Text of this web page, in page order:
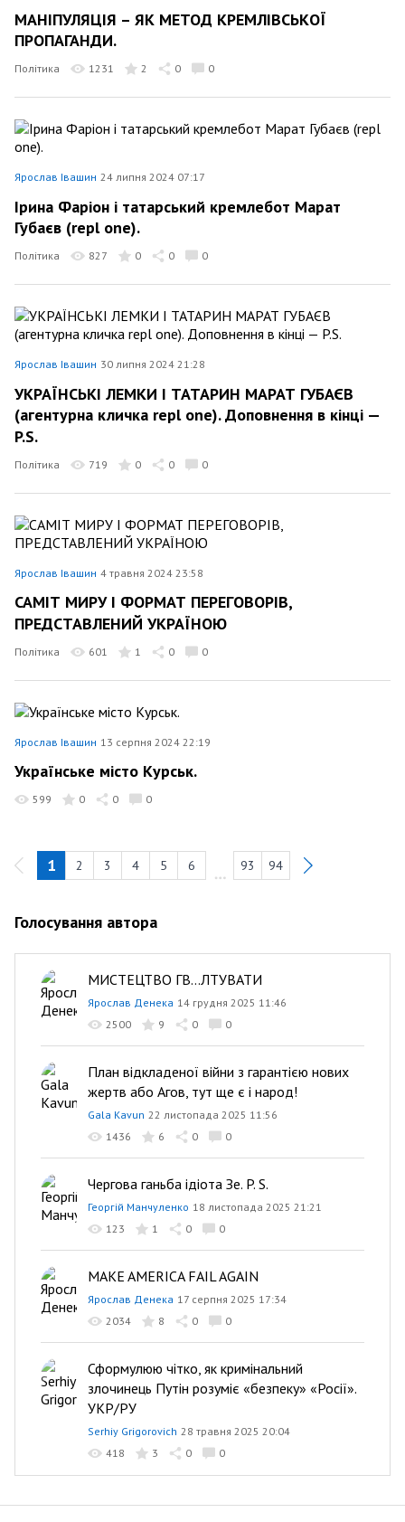
МАНІПУЛЯЦІЯ – ЯК МЕТОД КРЕМЛІВСЬКОЇ
ПРОПАГАНДИ.
Політика 1231 2 0 0
Ярослав Івашин 24 липня 2024 07:17
Ірина Фаріон і татарський кремлебот Марат
Губаєв (repl one).
Політика 827 0 0 0
Ярослав Івашин 30 липня 2024 21:28
УКРАЇНСЬКІ ЛЕМКИ І ТАТАРИН МАРАТ ГУБАЄВ
(агентурна кличка repl one). Доповнення в кінці —
P.S.
Політика 719 0 0 0
Ярослав Івашин 4 травня 2024 23:58
САМІТ МИРУ І ФОРМАТ ПЕРЕГОВОРІВ,
ПРЕДСТАВЛЕНИЙ УКРАЇНОЮ
Політика 601 1 0 0
Ярослав Івашин 13 серпня 2024 22:19
Українське місто Курськ.
599 0 0 0
1 2 3 4 5 6 93 94
Голосування автора
МИСТЕЦТВО ГВ...ЛТУВАТИ
Ярослав Денека 14 грудня 2025 11:46
2500
9 0 0
План відкладеної війни з гарантією нових
жертв або Агов, тут ще є і народ!
Gala Kavun 22 листопада 2025 11:56
1436
6 0 0
Чергова ганьба ідіота Зе. P. S.
Георгій Манчуленко 18 листопада 2025 21:21
123
1 0 0
MAKE AMERICA FAIL AGAIN
Ярослав Денека 17 серпня 2025 17:34
2034
8 0 0
Сформулюю чітко, як кримінальний
злочинець Путін розуміє «безпеку» «Росії».
УКР/РУ
Serhiy Grigorovich 28 травня 2025 20:04
418
3 0 0